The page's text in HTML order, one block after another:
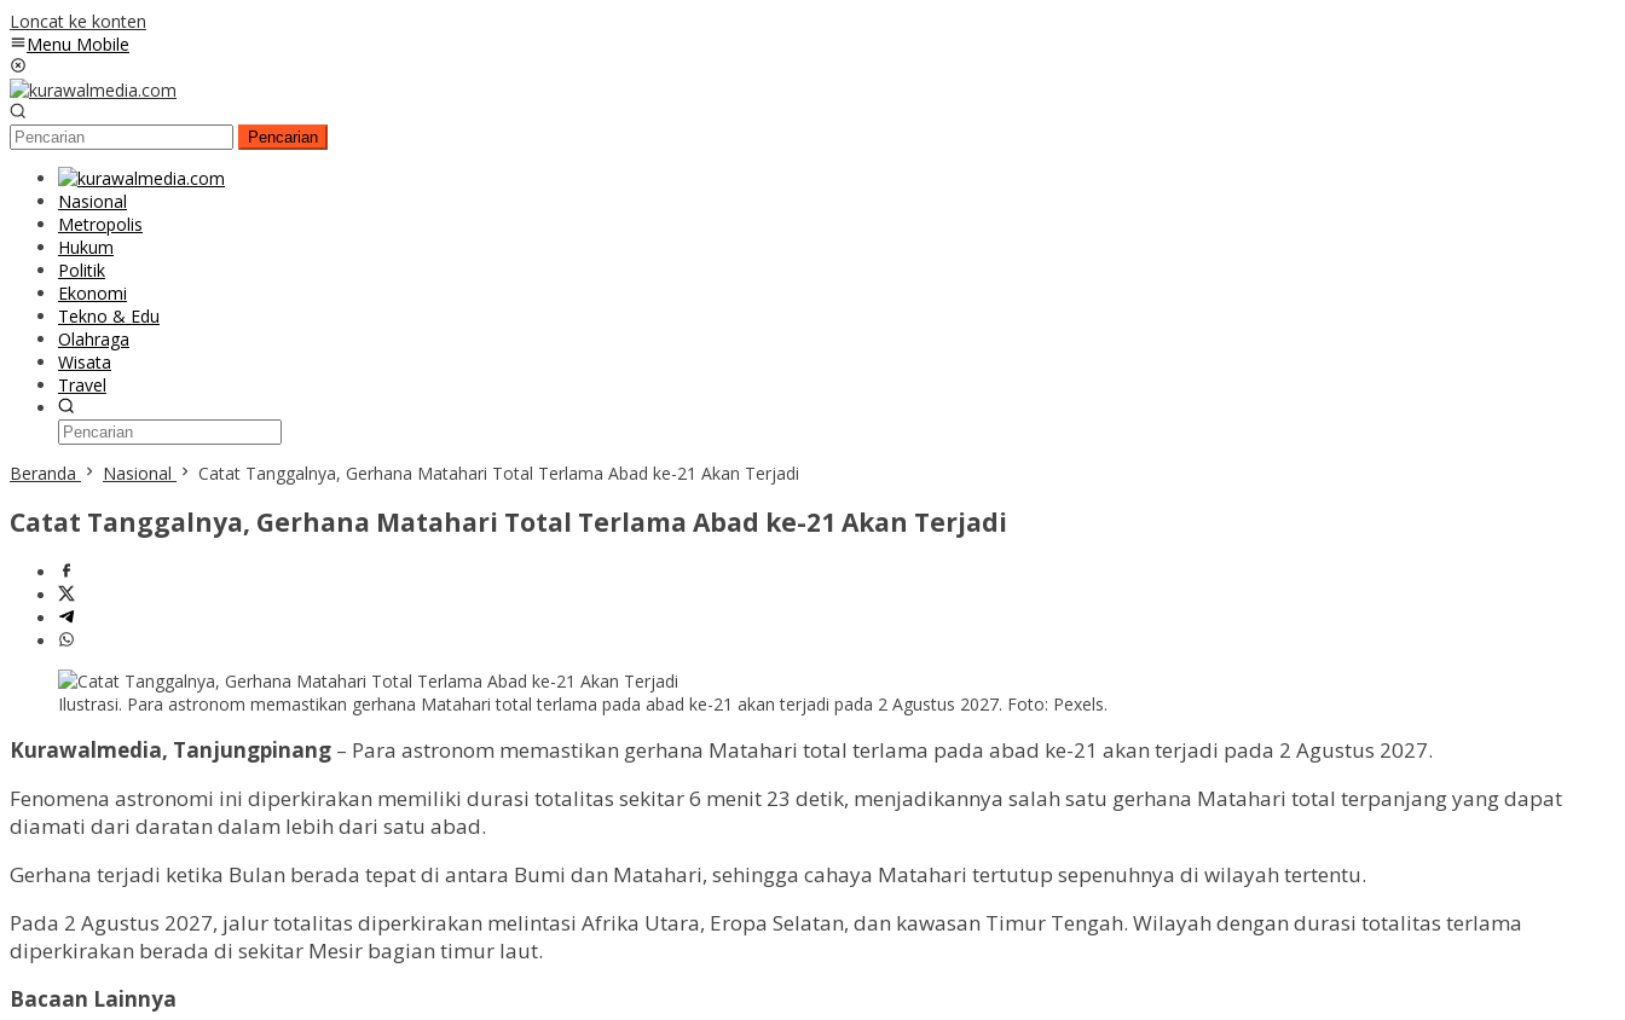
Loncat ke konten
Menu Mobile
Pencarian
Nasional
Metropolis
Hukum
Politik
Ekonomi
Tekno & Edu
Olahraga
Wisata
Travel
Beranda Nasional Catat Tanggalnya, Gerhana Matahari Total Terlama Abad ke-21 Akan Terjadi
Catat Tanggalnya, Gerhana Matahari Total Terlama Abad ke-21 Akan Terjadi
Ilustrasi. Para astronom memastikan gerhana Matahari total terlama pada abad ke-21 akan terjadi pada 2 Agustus 2027. Foto: Pexels.
Kurawalmedia, Tanjungpinang – Para astronom memastikan gerhana Matahari total terlama pada abad ke-21 akan terjadi pada 2 Agustus 2027.
Fenomena astronomi ini diperkirakan memiliki durasi totalitas sekitar 6 menit 23 detik, menjadikannya salah satu gerhana Matahari total terpanjang yang dapat
diamati dari daratan dalam lebih dari satu abad.
Gerhana terjadi ketika Bulan berada tepat di antara Bumi dan Matahari, sehingga cahaya Matahari tertutup sepenuhnya di wilayah tertentu.
Pada 2 Agustus 2027, jalur totalitas diperkirakan melintasi Afrika Utara, Eropa Selatan, dan kawasan Timur Tengah. Wilayah dengan durasi totalitas terlama
diperkirakan berada di sekitar Mesir bagian timur laut.
Bacaan Lainnya